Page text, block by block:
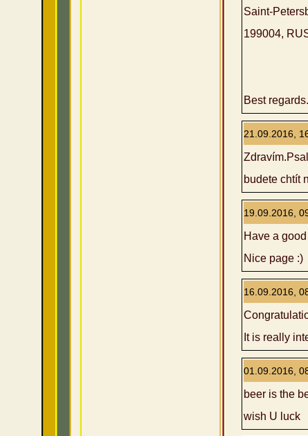
Saint-
199004,
Best regards.
21.09.2016,
budete chtít
19.09.2016,
Have a
Nice page :)
16.09.2016,
It is really
01.09.2016,
beer is the
wish U luck